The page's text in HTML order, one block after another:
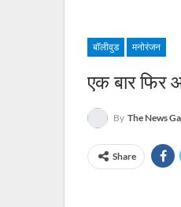
बॉलीवुड मनोरंजन
एक बार फिर
By The News
Share